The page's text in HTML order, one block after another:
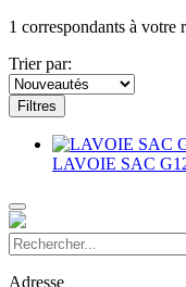
1 correspondants à votre
Trier par:
Filtres
LAVOIE SAC
Adresse